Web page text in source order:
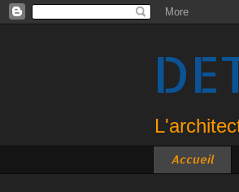
Accueil